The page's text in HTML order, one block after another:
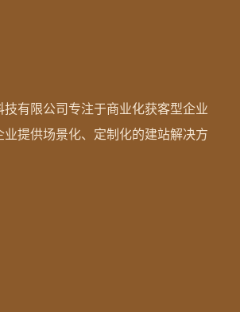
有限公司专注于商业化获客型企业
业提供场景化、定制化的建站解决方